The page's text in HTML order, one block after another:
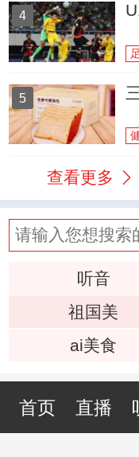
4
5
查看更多
听音
祖国美
ai美食
首页 直播